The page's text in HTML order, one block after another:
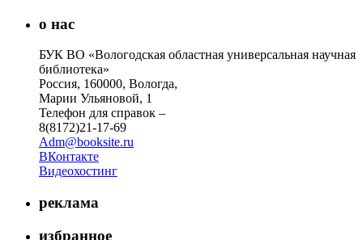
о нас
БУК ВО «Вологодская областная универсальная научная
библиотека»
Россия, 160000, Вологда,
Марии Ульяновой, 1
Телефон для справок –
8(8172)21-17-69
Adm@booksite.ru
ВКонтакте
Видеохостинг
реклама
избранное